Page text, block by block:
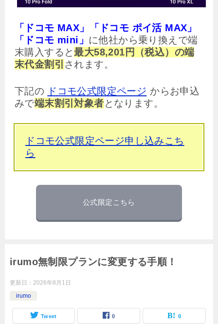
「ドコモ MAX」「ドコモ ポイ活 MAX」
「ドコモ mini」 に他社から乗り換えで端
末購入すると最大58,201円（税込）の端
末代金割引 されます。
下記の ドコモ公式限定ページ からお申込
みで端末割引対象者となります。
ドコモ公式限定ページ申し込みこち
ら
公式限定こちら
irumo無制限プランに変更する手順！
更新日： 2026年8月1日
irumo
Tweet 0 0